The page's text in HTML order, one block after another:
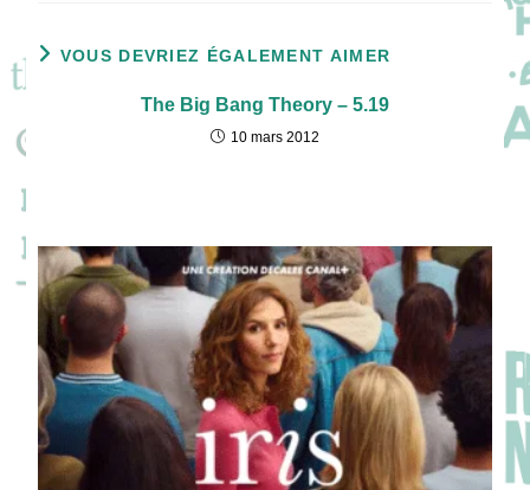
VOUS DEVRIEZ ÉGALEMENT AIMER
The Big Bang Theory – 5.19
10 mars 2012